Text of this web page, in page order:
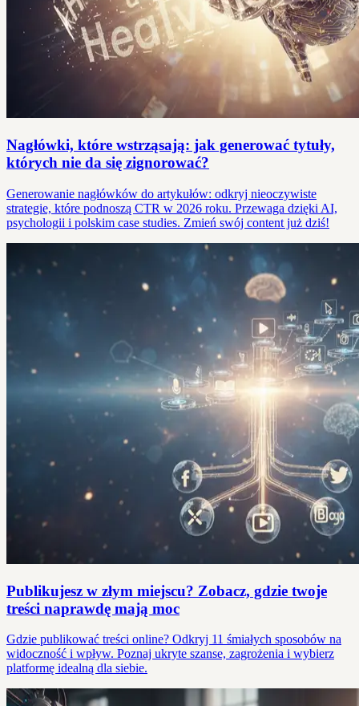
Nagłówki, które wstrząsają: jak generować tytuły,
których nie da się zignorować?
Generowanie nagłówków do artykułów: odkryj nieoczywiste
strategie, które podnoszą CTR w 2026 roku. Przewaga dzięki AI,
psychologii i polskim case studies. Zmień swój content już dziś!
Publikujesz w złym miejscu? Zobacz, gdzie twoje
treści naprawdę mają moc
Gdzie publikować treści online? Odkryj 11 śmiałych sposobów na
widoczność i wpływ. Poznaj ukryte szanse, zagrożenia i wybierz
platformę idealną dla siebie.